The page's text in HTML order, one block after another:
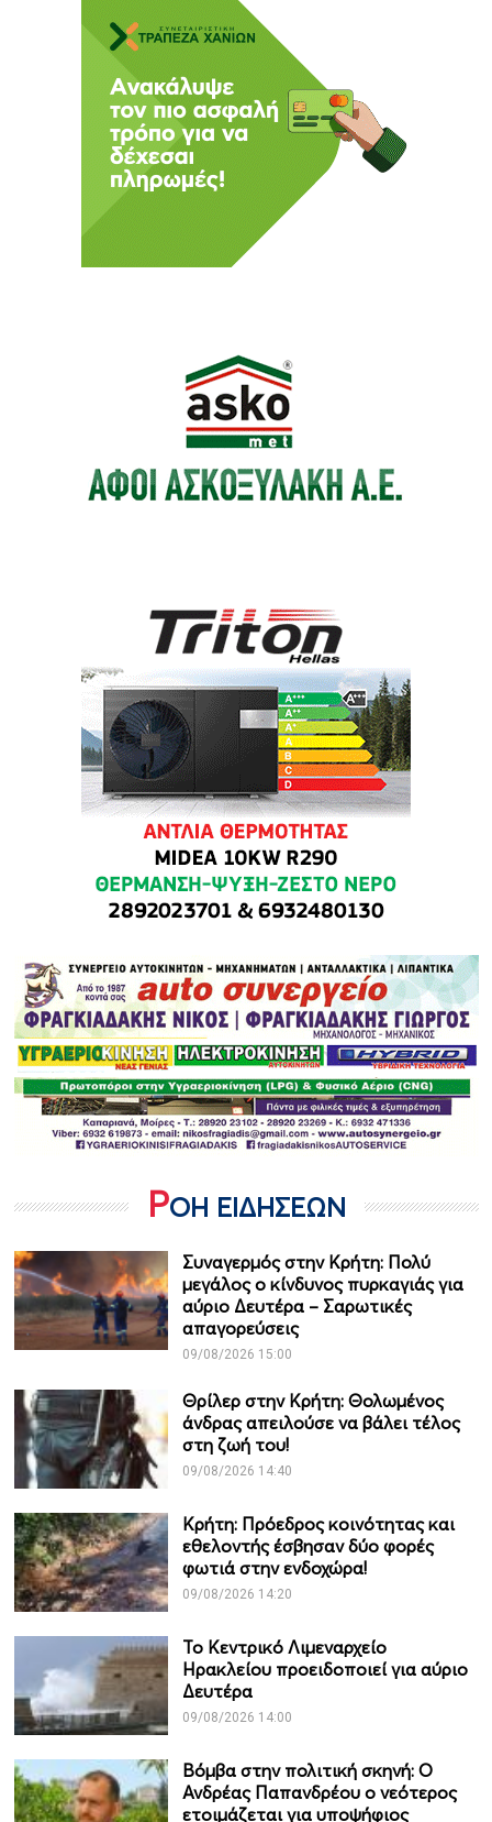
ΡΟΗ ΕΙΔΗΣΕΩΝ
Συναγερμός στην Κρήτη: Πολύ
μεγάλος ο κίνδυνος πυρκαγιάς για
αύριο Δευτέρα – Σαρωτικές
απαγορεύσεις
09/08/2026 15:00
Θρίλερ στην Κρήτη: Θολωμένος
άνδρας απειλούσε να βάλει τέλος
στη ζωή του!
09/08/2026 14:40
Κρήτη: Πρόεδρος κοινότητας και
εθελοντής έσβησαν δύο φορές
φωτιά στην ενδοχώρα!
09/08/2026 14:20
Το Κεντρικό Λιμεναρχείο
Ηρακλείου προειδοποιεί για αύριο
Δευτέρα
09/08/2026 14:00
Βόμβα στην πολιτική σκηνή: Ο
Ανδρέας Παπανδρέου ο νεότερος
ετοιμάζεται για υποψήφιος